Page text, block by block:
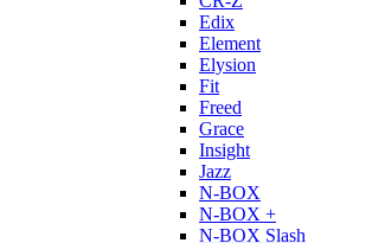
Edix
Element
Elysion
Fit
Freed
Grace
Insight
Jazz
N-BOX
N-BOX +
N-BOX Slash